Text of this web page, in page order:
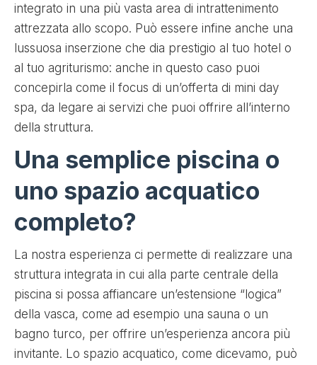
integrato in una più vasta area di intrattenimento
attrezzata allo scopo. Può essere infine anche una
lussuosa inserzione che dia prestigio al tuo hotel o
al tuo agriturismo: anche in questo caso puoi
concepirla come il focus di un’offerta di mini day
spa, da legare ai servizi che puoi offrire all’interno
della struttura.
Una semplice piscina o
uno spazio acquatico
completo?
La nostra esperienza ci permette di realizzare una
struttura integrata in cui alla parte centrale della
piscina si possa affiancare un’estensione “logica”
della vasca, come ad esempio una sauna o un
bagno turco, per offrire un’esperienza ancora più
invitante. Lo spazio acquatico, come dicevamo, può